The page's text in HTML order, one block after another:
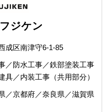
ジケン
成区南津守6-1-85
／防水工事／鉄部塗装工事
具／内装工事（共用部分）
／京都府／奈良県／滋賀県